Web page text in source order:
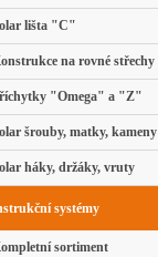
lišta "C"
na rovné střechy
"Omega" a "Z"
šrouby, matky, kameny
háky, držáky, vruty
systémy
sortiment